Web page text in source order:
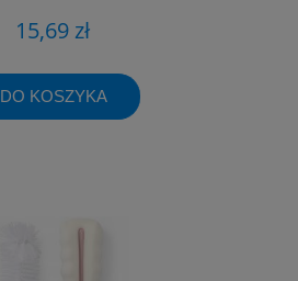
15,69 zł
DO KOSZYKA